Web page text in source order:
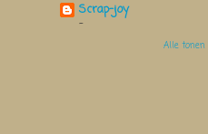
Scrap-joy
-
Alle tonen